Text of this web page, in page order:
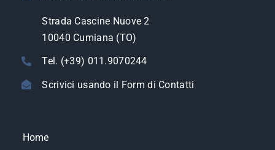
Strada Cascine Nuove 2
10040 Cumiana (TO)
Tel. (+39) 011.9070244
Scrivici usando il Form di Contatti
Home